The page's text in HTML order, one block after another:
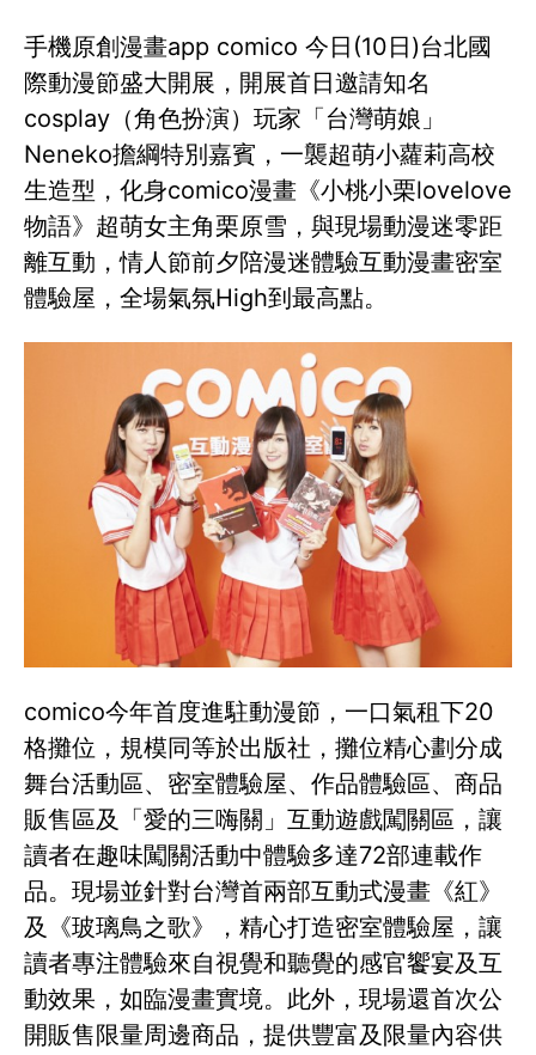
手機原創漫畫app comico 今日(10日)台北國
際動漫節盛大開展，開展首日邀請知名
cosplay（角色扮演）玩家「台灣萌娘」
Neneko擔綱特別嘉賓，一襲超萌小蘿莉高校
生造型，化身comico漫畫《小桃小栗lovelove
物語》超萌女主角栗原雪，與現場動漫迷零距
離互動，情人節前夕陪漫迷體驗互動漫畫密室
體驗屋，全場氣氛High到最高點。
comico今年首度進駐動漫節，一口氣租下20
格攤位，規模同等於出版社，攤位精心劃分成
舞台活動區、密室體驗屋、作品體驗區、商品
販售區及「愛的三嗨關」互動遊戲闖關區，讓
讀者在趣味闖關活動中體驗多達72部連載作
品。現場並針對台灣首兩部互動式漫畫《紅》
及《玻璃鳥之歌》，精心打造密室體驗屋，讓
讀者專注體驗來自視覺和聽覺的感官饗宴及互
動效果，如臨漫畫實境。此外，現場還首次公
開販售限量周邊商品，提供豐富及限量內容供